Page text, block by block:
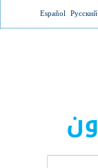
Русский
Español